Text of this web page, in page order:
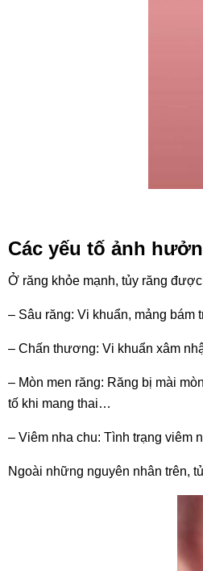
Các yếu tố ảnh
Ở răng khỏe mạnh, tủy răng
– Sâu răng: Vi khuẩn, mảng bám
– Chấn thương: Vi khuẩn xâm
– Mòn men răng: Răng bị mài
tố khi mang thai…
– Viêm nha chu: Tình trạng viêm
Ngoài những nguyên nhân trên,